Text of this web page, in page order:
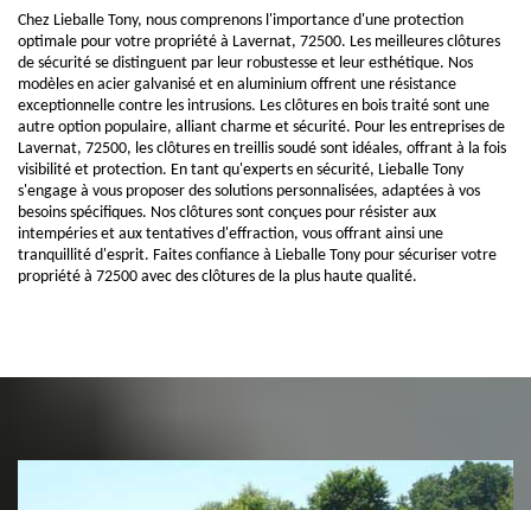
Chez Lieballe Tony, nous comprenons l'importance d'une protection
optimale pour votre propriété à Lavernat, 72500. Les meilleures clôtures
de sécurité se distinguent par leur robustesse et leur esthétique. Nos
modèles en acier galvanisé et en aluminium offrent une résistance
exceptionnelle contre les intrusions. Les clôtures en bois traité sont une
autre option populaire, alliant charme et sécurité. Pour les entreprises de
Lavernat, 72500, les clôtures en treillis soudé sont idéales, offrant à la fois
visibilité et protection. En tant qu'experts en sécurité, Lieballe Tony
s'engage à vous proposer des solutions personnalisées, adaptées à vos
besoins spécifiques. Nos clôtures sont conçues pour résister aux
intempéries et aux tentatives d'effraction, vous offrant ainsi une
tranquillité d'esprit. Faites confiance à Lieballe Tony pour sécuriser votre
propriété à 72500 avec des clôtures de la plus haute qualité.